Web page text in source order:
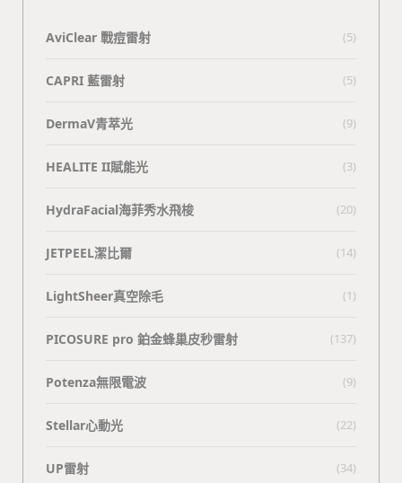
AviClear 戰痘雷射 (5)
CAPRI 藍雷射 (5)
DermaV青萃光 (9)
HEALITE II賦能光 (3)
HydraFacial海菲秀水飛梭 (20)
JETPEEL潔比爾 (14)
LightSheer真空除毛 (1)
PICOSURE pro 鉑金蜂巢皮秒雷射 (137)
Potenza無限電波 (9)
Stellar心動光 (22)
UP雷射 (34)